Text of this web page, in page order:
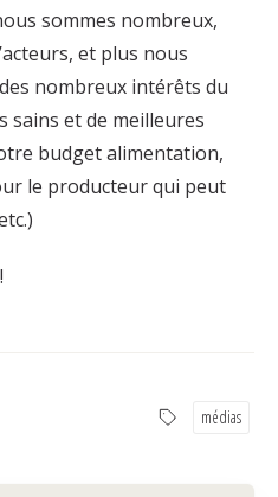
sommes nombreux,
et plus nous
nombreux intérêts du
et de meilleures
budget alimentation,
le producteur qui peut
médias